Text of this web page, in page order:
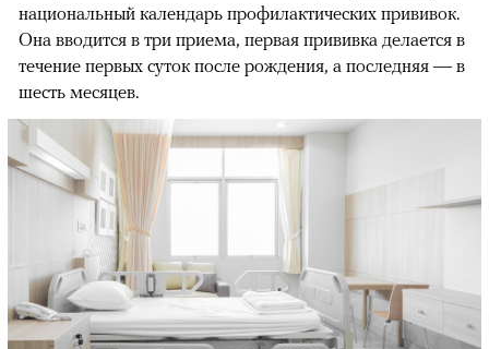
национальный календарь профилактических прививок.
Она вводится в три приема, первая прививка делается в
течение первых суток после рождения, а последняя — в
шесть месяцев.